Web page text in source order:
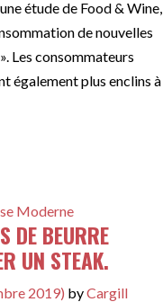
étude de Food & Wine,
de nouvelles
Les consommateurs
également plus enclins à
Moderne
DE BEURRE
UN STEAK.
2019) byCargill